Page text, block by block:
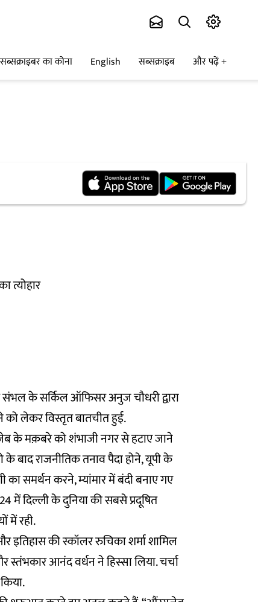
सब्सक्राइबर का कोना English सब्सक्राइब और पढ़ें
त्योहार
के सर्किल ऑफिसर अनुज चौधरी द्वारा
को लेकर विस्तृत बातचीत हुई.
के मक़बरे को शंभाजी नगर से हटाए जाने
राजनीतिक तनाव पैदा होने, यूपी के
समर्थन करने, म्यांमार में बंदी बनाए गए
में दिल्ली के दुनिया की सबसे प्रदूषित
में रही.
इतिहास की स्कॉलर रुचिका शर्मा शामिल
स्तंभकार आनंद वर्धन ने हिस्सा लिया. चर्चा